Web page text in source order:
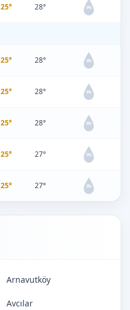
25° 28° 0%
25° 28° 0%
25° 28° 0%
25° 28° 0%
25° 27° 0%
25° 27° 0%
Arnavutköy
Avcılar